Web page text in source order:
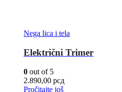
Nega lica i tela
Električni Trimer
0 out of 5
2.890,00 рсд
Pročitajte još